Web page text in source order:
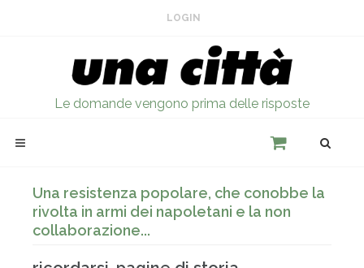
LOGIN
Le domande vengono prima delle risposte
Una resistenza popolare, che conobbe la
rivolta in armi dei napoletani e la non
collaborazione...